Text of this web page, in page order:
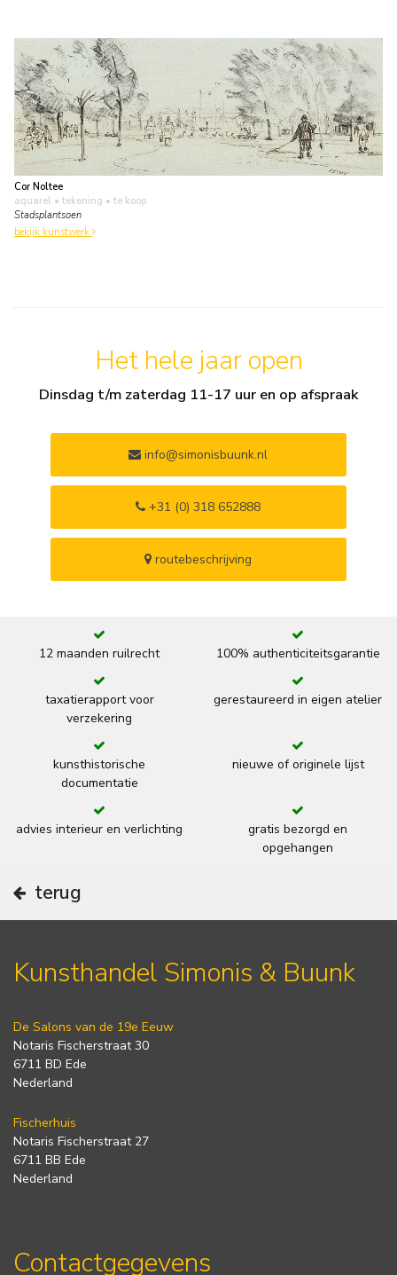
Cor Noltee
aquarel • tekening • te koop
Stadsplantsoen
bekijk kunstwerk
Het hele jaar open
Dinsdag t/m zaterdag 11-17 uur en op afspraak
info@simonisbuunk.nl
+31 (0) 318 652888
routebeschrijving
12 maanden ruilrecht 100% authenticiteitsgarantie
taxatierapport voor
verzekering
gerestaureerd in eigen atelier
kunsthistorische
documentatie
nieuwe of originele lijst
advies interieur en verlichting
gratis bezorgd en
opgehangen
terug
Kunsthandel Simonis & Buunk
De Salons van de 19e Eeuw
Notaris Fischerstraat 30
6711 BD Ede
Nederland
Fischerhuis
Notaris Fischerstraat 27
6711 BB Ede
Nederland
Contactgegevens